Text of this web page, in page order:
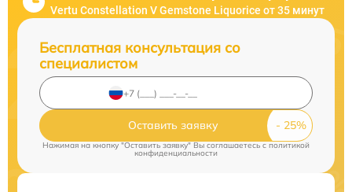
Vertu Constellation V Gemstone Liquorice от 35 минут
Бесплатная консультация со
специалистом
Оставить заявку
Нажимая на кнопку "Оставить заявку" Вы соглашаетесь cполитикой
конфиденциальности